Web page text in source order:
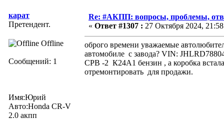
карат
Претендент.
Offline
Сообщений: 1
Имя:Юрий
Авто:Honda CR-V
2.0 aкпп
Re: #АКПП: вопросы, проблемы,
« Ответ #1307 : 27 Октября 2024,
оброго времени уважаемые
автомобиле с завода? VIN:
СРВ -2 К24А1 бензин , а коробка
отремонтировать для продажи.